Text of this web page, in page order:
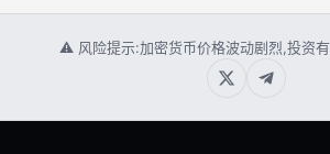
⚠ 风险提示:加密货币价格波动剧烈,投资